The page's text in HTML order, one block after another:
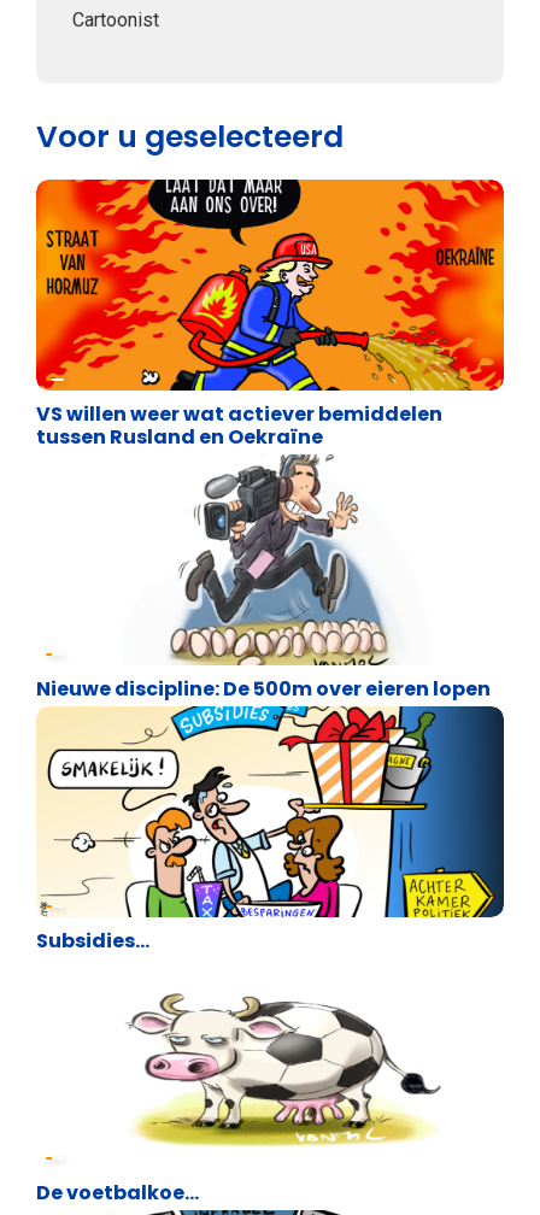
Cartoonist
Voor u geselecteerd
Cartoons
VS willen weer wat actiever bemiddelen
tussen Rusland en Oekraïne
Nieuwe discipline: De 500m over eieren lopen
Cartoons
Subsidies…
Cartoons
De voetbalkoe…